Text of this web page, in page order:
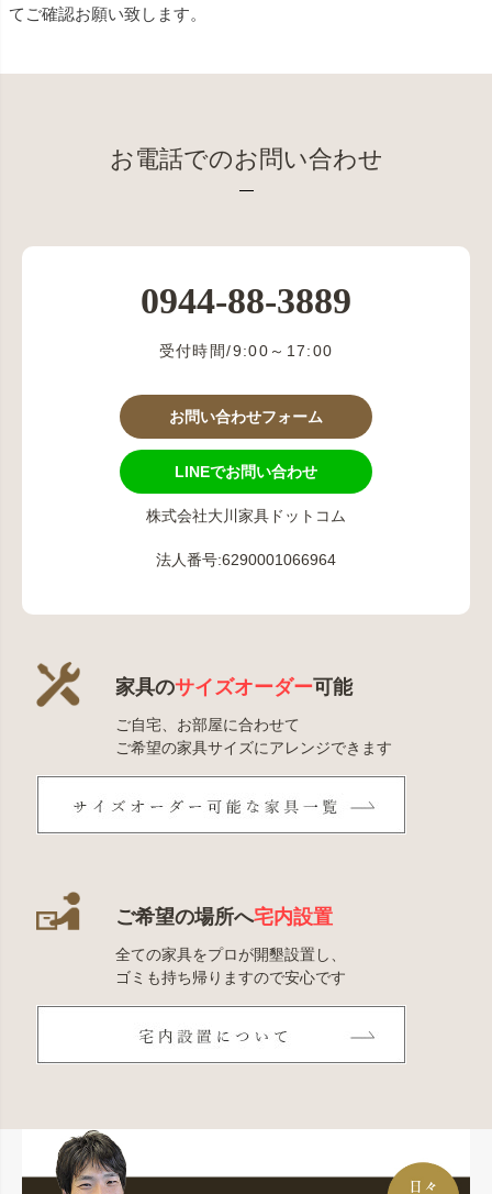
てご確認お願い致します。
お電話でのお問い合わせ
0944-88-3889
受付時間/9:00～17:00
お問い合わせフォーム
LINEでお問い合わせ
株式会社大川家具ドットコム
法人番号:6290001066964
家具のサイズオーダー可能
ご自宅、お部屋に合わせて
ご希望の家具サイズにアレンジできます
ご希望の場所へ宅内設置
全ての家具をプロが開墾設置し、
ゴミも持ち帰りますので安心です